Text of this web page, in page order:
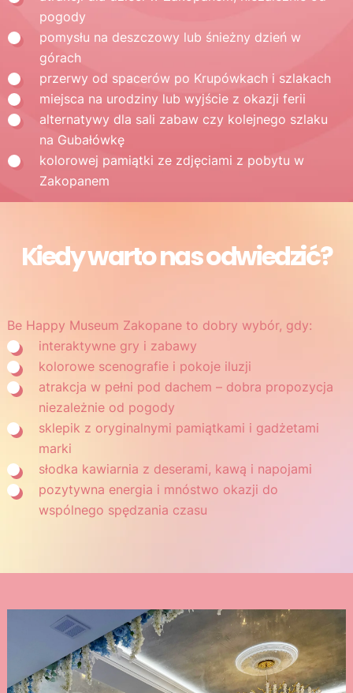
pogody
pomysłu na deszczowy lub śnieżny dzień w
górach
przerwy od spacerów po Krupówkach i szlakach
miejsca na urodziny lub wyjście z okazji ferii
alternatywy dla sali zabaw czy kolejnego szlaku
na Gubałówkę
kolorowej pamiątki ze zdjęciami z pobytu w
Zakopanem
Kiedy warto nas odwiedzić?
Be Happy Museum Zakopane to dobry wybór, gdy:
interaktywne gry i zabawy
kolorowe scenografie i pokoje iluzji
atrakcja w pełni pod dachem – dobra propozycja
niezależnie od pogody
sklepik z oryginalnymi pamiątkami i gadżetami
marki
słodka kawiarnia z deserami, kawą i napojami
pozytywna energia i mnóstwo okazji do
wspólnego spędzania czasu